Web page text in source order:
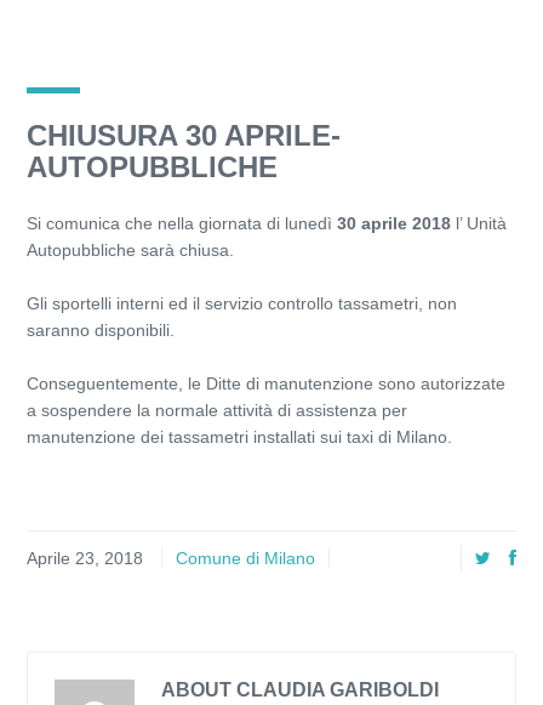
CHIUSURA 30 APRILE-
AUTOPUBBLICHE
Si comunica che nella giornata di lunedì 30 aprile 2018 l’ Unità
Autopubbliche sarà chiusa.
Gli sportelli interni ed il servizio controllo tassametri, non
saranno disponibili.
Conseguentemente, le Ditte di manutenzione sono autorizzate
a sospendere la normale attività di assistenza per
manutenzione dei tassametri installati sui taxi di Milano.
Aprile 23, 2018 Comune di Milano
ABOUT CLAUDIA GARIBOLDI